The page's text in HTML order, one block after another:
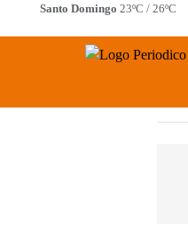
Santo Domingo 23ºC / 26ºC